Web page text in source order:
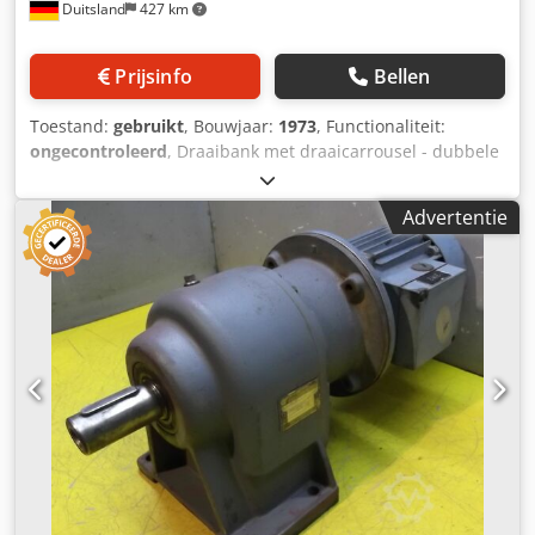
Duitsland 427 km
Prijsinfo Bellen
Toestand: gebruikt, Bouwjaar: 1973, Functionaliteit:
ongecontroleerd, Draaibank met draaicarrousel - dubbele
kolom | Fabrikant: TITAN | Type: SC 2500 Bouwjaar: 1973,
modernisering in 2011 met Siemens SINUMERIK 840D sl
besturing Het betreft een machine van het merk "TITAN",
dus van een Roemeense fabrikant. Het ontwerp is echter
gebaseerd op een licentie van SCHIESS-Düsseldorf en is
daarom vergelijkbaar met de bekende SCHIESS-machines
uit die tijd. De machine is door monteurs van de
machinefabrikant SCHIESS vakkundig gedemonteerd,
geconserveerd en door de eigenaar opgeslagen. Het is een
zuivere draaibank. TECHNISCHE GEGEVENS: - Diameter
draaitafel: 2.500 mm - Diameter maximale werkstuk: 2.600
mm - Maximaal werkstukgewicht: 12 ton - Draaihoogte:
1.600 mm - Aantal draaikoppen/ram: 2 stuks * Afmetingen
ram: 250 x 210 mm - Hoofdaandrijving: 55 kW UITRUSTING:
- CNC-besturing: Siemens SINUMERIK 840D sl Dsdpszlb H
Advertentie